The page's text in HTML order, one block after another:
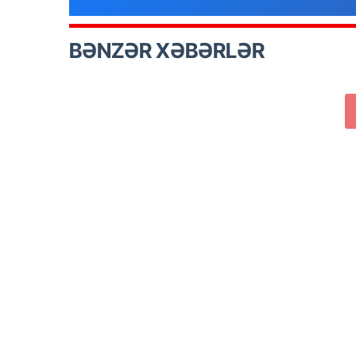
BƏNZƏR XƏBƏRLƏR